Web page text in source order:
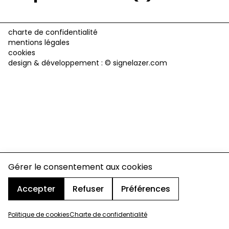
Gérer le consentement aux cookies
Accepter
Refuser Préférences
Politique de cookiesCharte de confidentialité
charte de confidentialité
mentions légales
cookies
design & développement : © signelazer.com